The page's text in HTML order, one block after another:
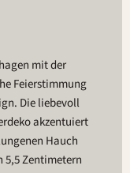
mit der
Feierstimmung
Die liebevoll
akzentuiert
Hauch
5,5 Zentimetern